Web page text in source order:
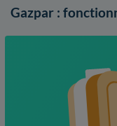
Gazpar :